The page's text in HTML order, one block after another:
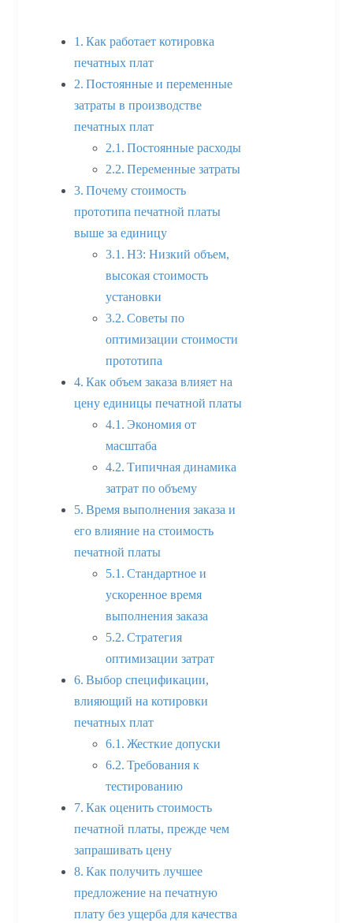
Как работает котировка
печатных плат
Постоянные и переменные
затраты в производстве
печатных плат
Постоянные расходы
Переменные затраты
Почему стоимость
прототипа печатной платы
выше за единицу
H3: Низкий объем,
высокая стоимость
установки
Советы по
оптимизации стоимости
прототипа
Как объем заказа влияет на
цену единицы печатной платы
Экономия от
масштаба
Типичная динамика
затрат по объему
Время выполнения заказа и
его влияние на стоимость
печатной платы
Стандартное и
ускоренное время
выполнения заказа
Стратегия
оптимизации затрат
Выбор спецификации,
влияющий на котировки
печатных плат
Жесткие допуски
Требования к
тестированию
Как оценить стоимость
печатной платы, прежде чем
запрашивать цену
Как получить лучшее
предложение на печатную
плату без ущерба для качества